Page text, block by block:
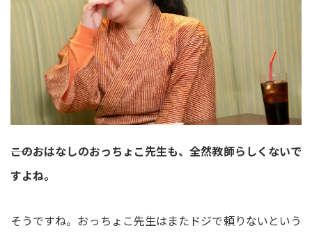
――このおはなしのおっちょこ先生も、全然教師らしくないで
すよね。
そうですね。おっちょこ先生はまたドジで頼りないという